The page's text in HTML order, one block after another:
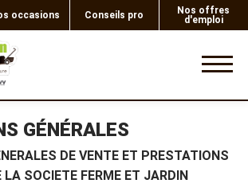
occasions Conseils pro
Nos offres
d'emploi
GÉNÉRALES
DE VENTE ET PRESTATIONS
LA SOCIETE FERME ET JARDIN